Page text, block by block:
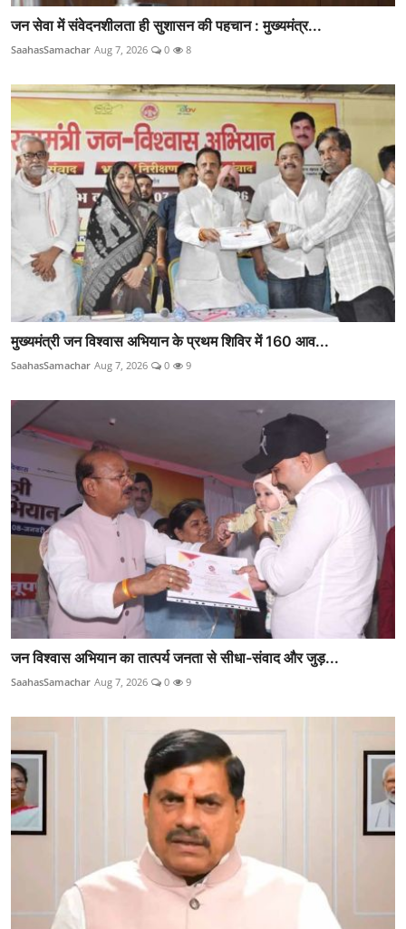
जन सेवा में संवेदनशीलता ही सुशासन की पहचान : मुख्यमंत्र...
SaahasSamachar Aug 7, 2026 0 8
मुख्यमंत्री जन विश्वास अभियान के प्रथम शिविर में 160 आव...
SaahasSamachar Aug 7, 2026 0 9
जन विश्वास अभियान का तात्पर्य जनता से सीधा-संवाद और जुड़...
SaahasSamachar Aug 7, 2026 0 9